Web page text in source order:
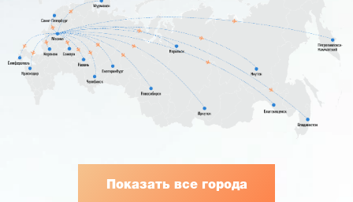
Показать все города